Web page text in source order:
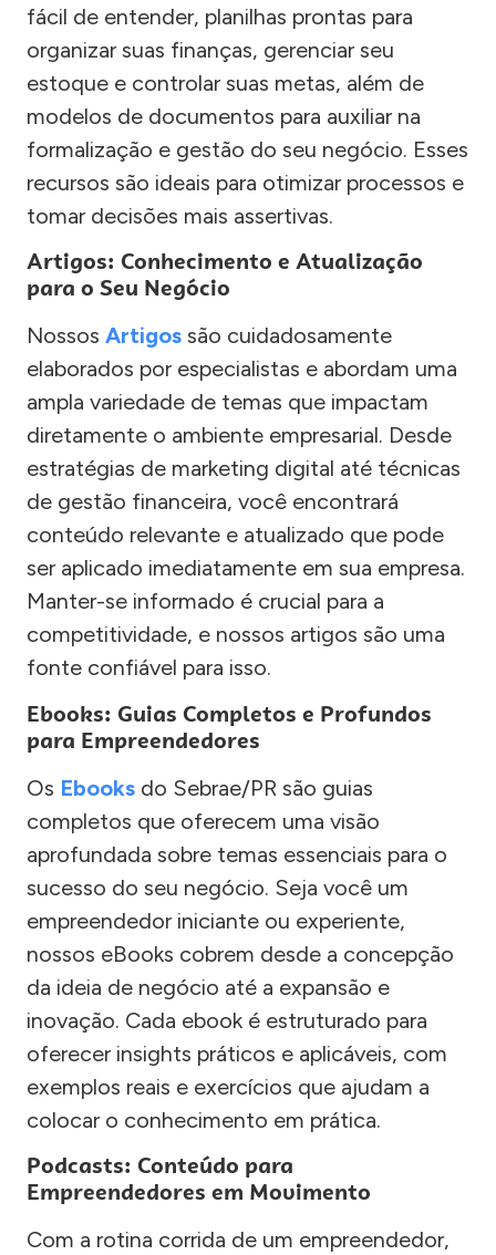
fácil de entender, planilhas prontas para
organizar suas finanças, gerenciar seu
estoque e controlar suas metas, além de
modelos de documentos para auxiliar na
formalização e gestão do seu negócio. Esses
recursos são ideais para otimizar processos e
tomar decisões mais assertivas.
Artigos: Conhecimento e Atualização
para o Seu Negócio
Nossos Artigos são cuidadosamente
elaborados por especialistas e abordam uma
ampla variedade de temas que impactam
diretamente o ambiente empresarial. Desde
estratégias de marketing digital até técnicas
de gestão financeira, você encontrará
conteúdo relevante e atualizado que pode
ser aplicado imediatamente em sua empresa.
Manter-se informado é crucial para a
competitividade, e nossos artigos são uma
fonte confiável para isso.
Ebooks: Guias Completos e Profundos
para Empreendedores
Os Ebooks do Sebrae/PR são guias
completos que oferecem uma visão
aprofundada sobre temas essenciais para o
sucesso do seu negócio. Seja você um
empreendedor iniciante ou experiente,
nossos eBooks cobrem desde a concepção
da ideia de negócio até a expansão e
inovação. Cada ebook é estruturado para
oferecer insights práticos e aplicáveis, com
exemplos reais e exercícios que ajudam a
colocar o conhecimento em prática.
Podcasts: Conteúdo para
Empreendedores em Movimento
Com a rotina corrida de um empreendedor,